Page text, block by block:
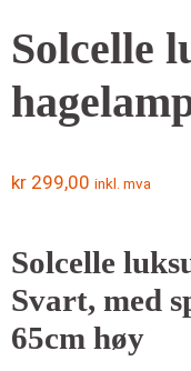
Solcelle
kr 299,00 inkl. mva
Solcelle
Svart, med
65cm høy